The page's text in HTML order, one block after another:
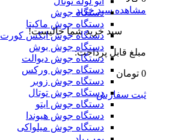
مشاهده سبد خرید
سبد خرید شما خالیست!
مبلغ قابل پرداخت:
0 تومان
ثبت سفارش
دستگاه جوش
دستگاه جوش ماکیتا
دستگاه جوش ایکس کورت
دستگاه جوش بوش
دستگاه جوش دیوالت
دستگاه جوش ورکس
دستگاه جوش زوبر
دستگاه جوش توتال
دستگاه جوش ایتو
دستگاه جوش هیوندا
دستگاه جوش میلواکی